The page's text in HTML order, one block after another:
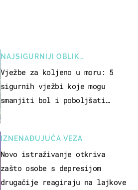
NAJSIGURNIJI OBLIK
REKREACIJE
Vježbe za koljeno u moru: 5
sigurnih vježbi koje mogu
smanjiti bol i poboljšati
IZNENAĐUJUĆA VEZA
Novo istraživanje otkriva
zašto osobe s depresijom
drugačije reagiraju na lajkove